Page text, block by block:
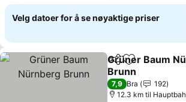
Velg datoer for å se nøyaktige priser
Del Legg til i
Grüner Baum
Brunn
Se priser
7,9 Bra
192
12.3 km til